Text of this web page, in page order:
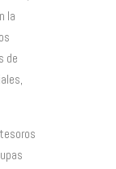
la
de